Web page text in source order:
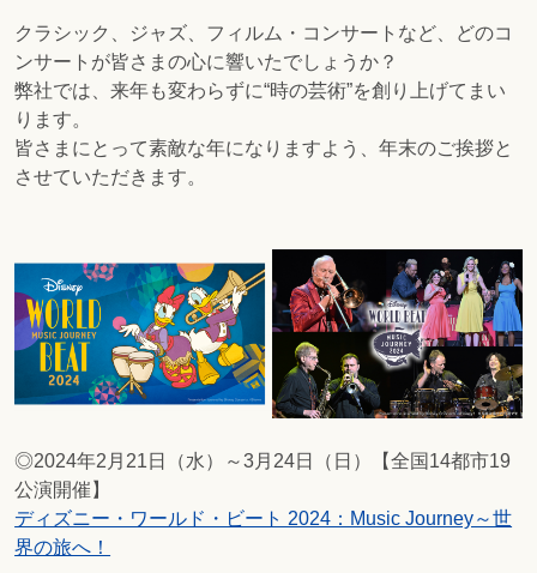
クラシック、ジャズ、フィルム・コンサートなど、どのコ
ンサートが皆さまの心に響いたでしょうか？
弊社では、来年も変わらずに“時の芸術”を創り上げてまい
ります。
皆さまにとって素敵な年になりますよう、年末のご挨拶と
させていただきます。
◎2024年2月21日（水）～3月24日（日）【全国14都市19
公演開催】
ディズニー・ワールド・ビート 2024：Music Journey～世
界の旅へ！